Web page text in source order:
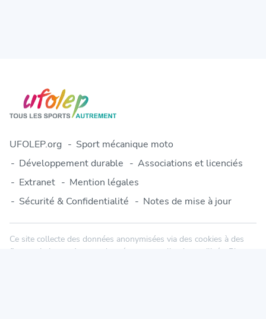
UFOLEP.org
Sport mécanique moto
Développement durable
Associations et licenciés
Extranet
Mention légales
Sécurité & Confidentialité
Notes de mise à jour
Ce site collecte des données anonymisées via des cookies à des
fins statistiques. Aucune donnée personnelle n'est utilisée. Plus